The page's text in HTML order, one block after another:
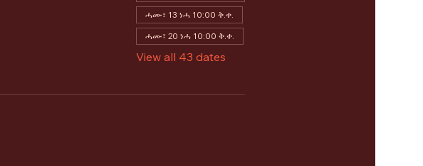
ሓሙ፣ 13 ነሓ 10:00 ቅ.ቀ.
ሓሙ፣ 20 ነሓ 10:00 ቅ.ቀ.
View all 43 dates